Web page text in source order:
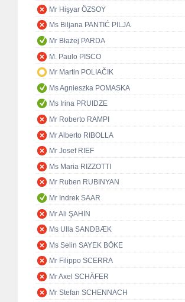
Mr Hişyar ÖZSOY
Ms Biljana PANTIĆ PILJA
Mr Błażej PARDA
M. Paulo PISCO
Mr Martin POLIAČIK
Ms Agnieszka POMASKA
Ms Irina PRUIDZE
Mr Roberto RAMPI
Mr Alberto RIBOLLA
Mr Josef RIEF
Ms Maria RIZZOTTI
Mr Ruben RUBINYAN
Mr Indrek SAAR
Mr Ali ŞAHİN
Ms Ulla SANDBÆK
Ms Selin SAYEK BÖKE
Mr Filippo SCERRA
Mr Axel SCHÄFER
Mr Stefan SCHENNACH